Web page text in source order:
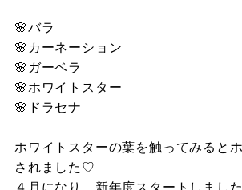
🌸バラ
🌸カーネーション
🌸ガーベラ
🌸ホワイトスター
🌸ドラセナ
ホワイトスターの葉を触ってみると
されました♡
４月になり、新年度スタートしまし